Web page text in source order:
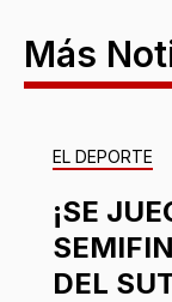
Más
EL DEPORTE
¡SE
DEL